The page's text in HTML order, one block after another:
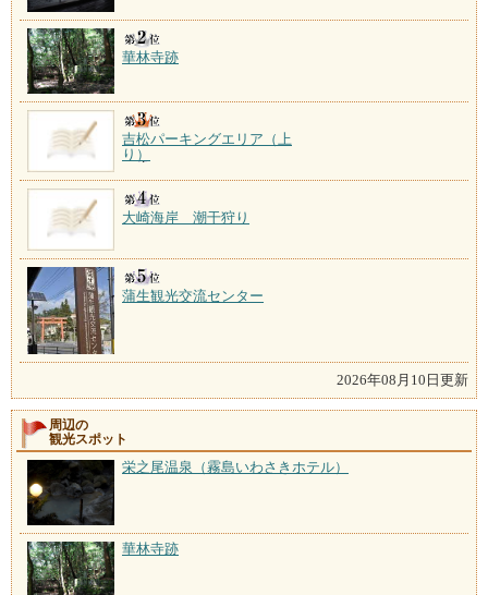
華林寺跡
吉松パーキングエリア（上
り）
大崎海岸 潮干狩り
蒲生観光交流センター
2026年08月10日更新
周辺の
観光スポット
栄之尾温泉（霧島いわさきホテル）
華林寺跡